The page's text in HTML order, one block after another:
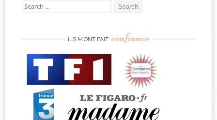
Search
for:
ILS M’ONT FAIT confiance